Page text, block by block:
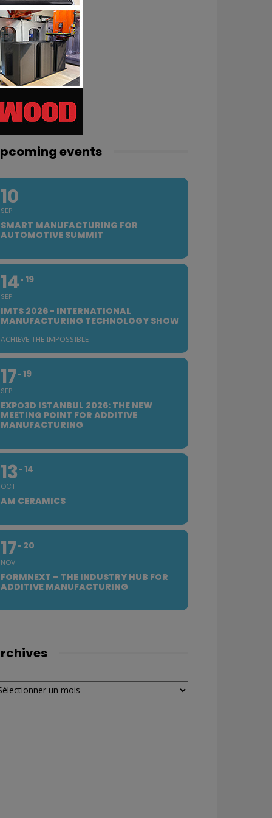
events
10
SEP
SMART MANUFACTURING FOR
AUTOMOTIVE SUMMIT
14
SEP
19
IMTS 2026 - INTERNATIONAL
MANUFACTURING TECHNOLOGY SHOW
ACHIEVE THE IMPOSSIBLE
17
SEP
19
EXPO3D ISTANBUL 2026: THE NEW
MEETING POINT FOR ADDITIVE
MANUFACTURING
13
OCT
14
AM CERAMICS
17
NOV
20
FORMNEXT – THE INDUSTRY HUB FOR
ADDITIVE MANUFACTURING